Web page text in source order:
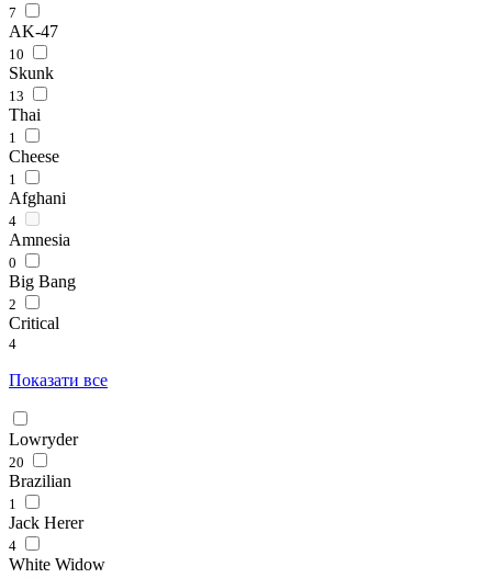
7
AK-47
10
Skunk
13
Thai
1
Cheese
1
Afghani
4
Amnesia
0
Big Bang
2
Critical
4
Показати все
Lowryder
20
Brazilian
1
Jack Herer
4
White Widow